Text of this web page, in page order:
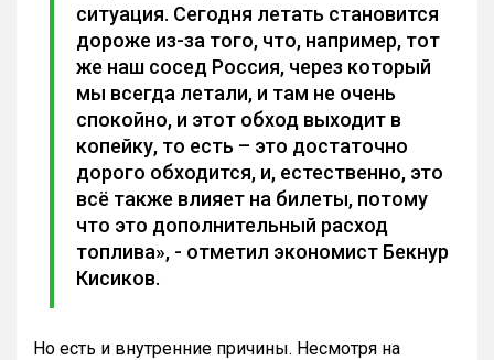
ситуация. Сегодня летать становится
дороже из-за того, что, например, тот
же наш сосед Россия, через который
мы всегда летали, и там не очень
спокойно, и этот обход выходит в
копейку, то есть – это достаточно
дорого обходится, и, естественно, это
всё также влияет на билеты, потому
что это дополнительный расход
топлива», - отметил экономист Бекнур
Кисиков.
Но есть и внутренние причины. Несмотря на